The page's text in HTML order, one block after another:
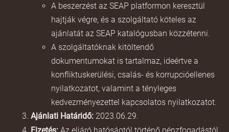
A beszerzést az SEAP platformon keresztül
hajtják végre, és a szolgáltató köteles az
ajánlatát az SEAP katalógusban közzétenni.
A szolgáltatóknak kitöltendő
dokumentumokat is tartalmaz, ideértve a
konfliktuskerülési, csalás- és korrupcióellenes
nyilatkozatot, valamint a tényleges
kedvezményezettel kapcsolatos nyilatkozatot.
Ajánlati Határidő: 2023.06.29.
Fizetés: Az eljáró hatóságtól történő pénzfogadástól